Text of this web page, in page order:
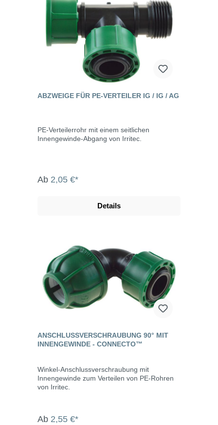
ABZWEIGE FÜR PE-VERTEILER IG / IG / AG
PE-Verteilerrohr mit einem seitlichen
Innengewinde-Abgang von Irritec.
Ab 2,05 €*
Details
ANSCHLUSSVERSCHRAUBUNG 90° MIT
INNENGEWINDE - CONNECTO™
Winkel-Anschlussverschraubung mit
Innengewinde zum Verteilen von PE-Rohren
von Irritec.
Ab 2,55 €*